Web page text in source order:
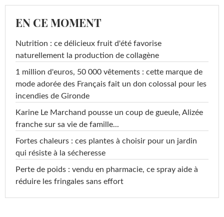
EN CE MOMENT
Nutrition : ce délicieux fruit d'été favorise
naturellement la production de collagène
1 million d'euros, 50 000 vêtements : cette marque de
mode adorée des Français fait un don colossal pour les
incendies de Gironde
Karine Le Marchand pousse un coup de gueule, Alizée
franche sur sa vie de famille...
Fortes chaleurs : ces plantes à choisir pour un jardin
qui résiste à la sécheresse
Perte de poids : vendu en pharmacie, ce spray aide à
réduire les fringales sans effort